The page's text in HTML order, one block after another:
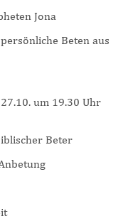
Jona
Beten aus
um 19.30 Uhr
Beter